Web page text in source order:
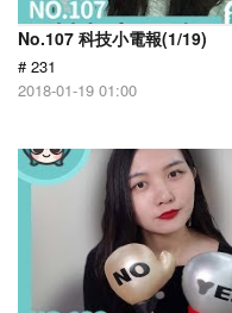
No.107 科技小電報(1/19)
# 231
2018-01-19 01:00